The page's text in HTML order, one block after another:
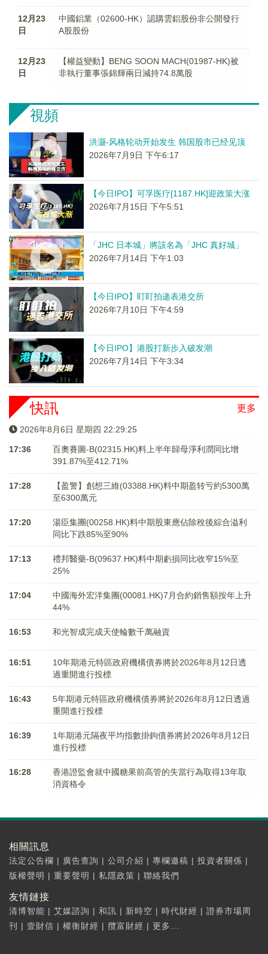
12月23
日
中國鋁業（02600-HK）認購雲鋁股份非公開發行
A股股份
12月23
日
【權益變動】BENG SOON MACH(01987-HK)被
非執行董事張錦輝兩日減持74.8萬股
視頻
洪灏-风格轮动开始发生 韩国股市已经见顶
2026年7月9日 下午6:17
【今日IPO】可孚医疗[1187.HK]迎政策大涨
2026年7月15日 下午5:51
「JHC 日本城」將該名為「JHC 真好城」
2026年7月14日 下午1:03
【今日IPO】盯盯拍递表港交所
2026年7月10日 下午4:59
【今日IPO】港股打新步入破发潮
2026年7月14日 下午3:34
更多
快訊
2026年8月6日 星期四 22:29:25
17:36
百奧賽圖-B(02315.HK)料上半年歸母淨利潤同比增
391.87%至412.71%
17:28
【盈警】創想三維(03388.HK)料中期盈转亏約5300萬
至6300萬元
17:20
湯臣集團(00258.HK)料中期股東應佔除稅後綜合溢利
同比下跌85%至90%
17:13
禮邦醫藥-B(09637.HK)料中期虧損同比收窄15%至
25%
17:04
中國海外宏洋集團(00081.HK)7月合約銷售額按年上升
44%
16:53 和光智成完成天使輪數千萬融資
16:51
10年期港元特區政府機構債券將於2026年8月12日透
過重開進行投標
16:43
5年期港元特區政府機構債券將於2026年8月12日透過
重開進行投標
16:39
1年期港元隔夜平均指數掛鉤債券將於2026年8月12日
進行投標
16:28
香港證監會就中國糖果前高管的失當行為取得13年取
消資格令
相關訊息
法定公告欄 | 廣告查詢 | 公司介紹 | 專欄邀稿 | 投資者關係 |
版權聲明 | 重要聲明 | 私隱政策 | 聯絡我們
友情鏈接
清博智能 | 艾媒諮詢 | 和訊 | 新時空 | 時代財經 | 證券市場周
刊
| 壹財信 | 權衡財經 | 攬富財經 | 更多...